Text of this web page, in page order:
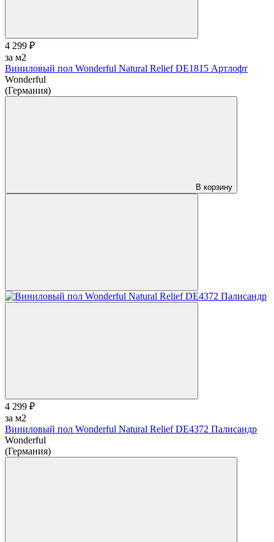
4 299 ₽
за м2
Виниловый пол Wonderful Natural Relief DE1815 Артлофт
Wonderful
(Германия)
В корзину
4 299 ₽
за м2
Виниловый пол Wonderful Natural Relief DE4372 Палисандр
Wonderful
(Германия)